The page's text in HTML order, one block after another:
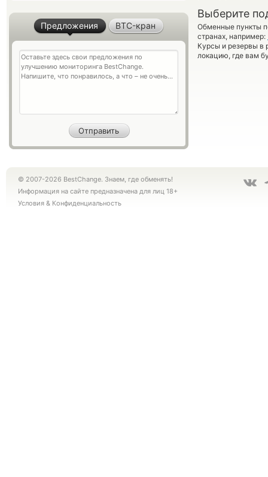
Выберите
Обменные пункты
странах, например:
Курсы и резервы в
локацию, где вам
Предложения BTC-кран
© 2007-2026 BestChange. Знаем, где обменять!
Информация на сайте предназначена для лиц 18+
Условия & Конфиденциальность